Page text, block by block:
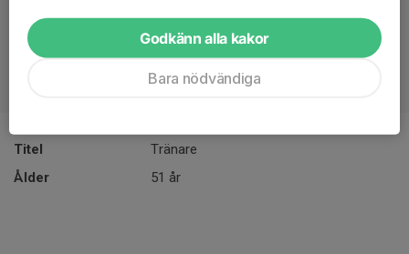
Titel
Tränare
Ålder
51 år
Godkänn alla kakor
Bara nödvändiga